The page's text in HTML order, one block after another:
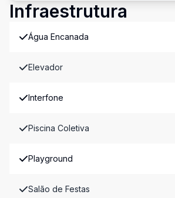
Infraestrutura
Água Encanada
Elevador
Interfone
Piscina Coletiva
Playground
Salão de Festas